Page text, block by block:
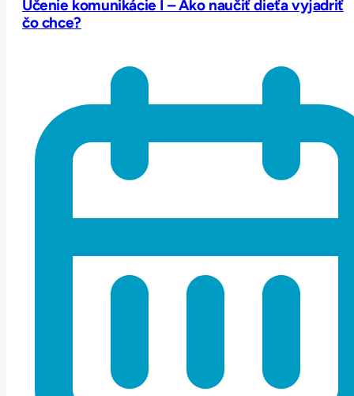
Učenie komunikácie I – Ako naučiť dieťa vyjadriť
čo chce?